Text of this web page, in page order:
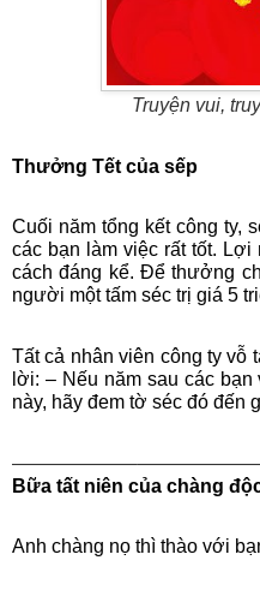
Truyện vui,
Thưởng Tết của sếp
Cuối năm tổng kết công ty,
các bạn làm việc rất tốt. Lợi
cách đáng kể. Để thưởng
người một tấm séc trị giá 5
Tất cả nhân viên công ty vỗ
lời: – Nếu năm sau các
này, hãy đem tờ séc đó đến
Bữa tất niên của chàng
Anh chàng nọ thì thào với